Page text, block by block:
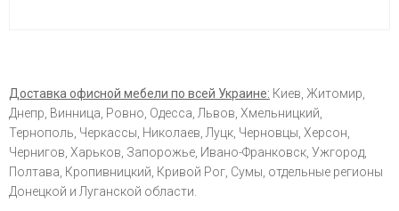
Доставка офисной мебели по всей Украине: Киев, Житомир,
Днепр, Винница, Ровно, Одесса, Львов, Хмельницкий,
Тернополь, Черкассы, Николаев, Луцк, Черновцы, Херсон,
Чернигов, Харьков, Запорожье, Ивано-Франковск, Ужгород,
Полтава, Кропивницкий, Кривой Рог, Сумы, отдельные регионы
Донецкой и Луганской области.